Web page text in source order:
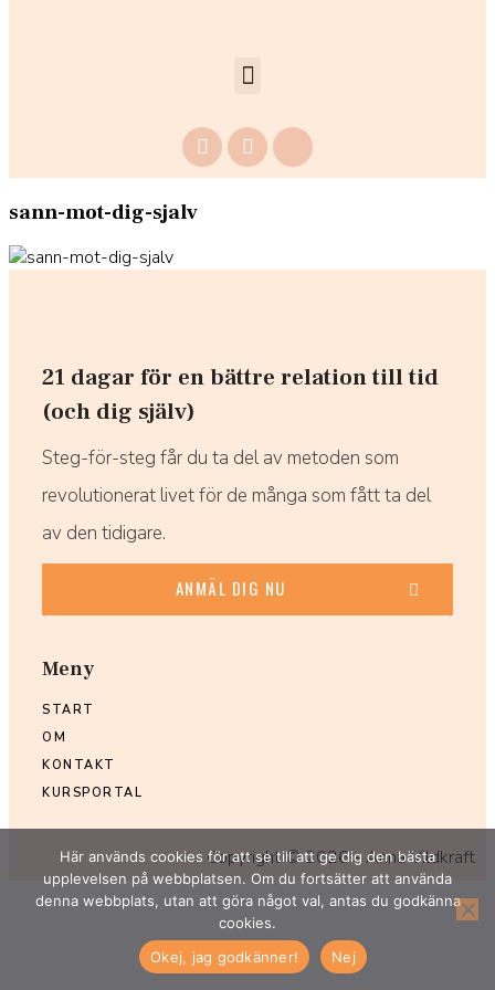
sann-mot-dig-sjalv
21 dagar för en bättre relation till tid
(och dig själv)
Steg-för-steg får du ta del av metoden som
revolutionerat livet för de många som fått ta del
av den tidigare.
ANMÄL DIG NU
Meny
START
OM
KONTAKT
KURSPORTAL
Copyright ©2026- Anna Vildkraft
Här används cookies för att se till att ge dig den bästa
upplevelsen på webbplatsen. Om du fortsätter att använda
denna webbplats, utan att göra något val, antas du godkänna
cookies.
Okej, jag godkänner!
Nej